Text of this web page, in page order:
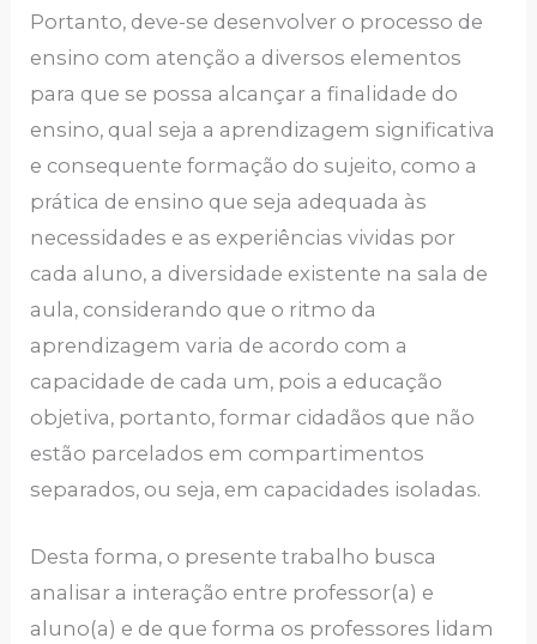
Portanto, deve-se desenvolver o processo de
ensino com atenção a diversos elementos
para que se possa alcançar a finalidade do
ensino, qual seja a aprendizagem significativa
e consequente formação do sujeito, como a
prática de ensino que seja adequada às
necessidades e as experiências vividas por
cada aluno, a diversidade existente na sala de
aula, considerando que o ritmo da
aprendizagem varia de acordo com a
capacidade de cada um, pois a educação
objetiva, portanto, formar cidadãos que não
estão parcelados em compartimentos
separados, ou seja, em capacidades isoladas.
Desta forma, o presente trabalho busca
analisar a interação entre professor(a) e
aluno(a) e de que forma os professores lidam